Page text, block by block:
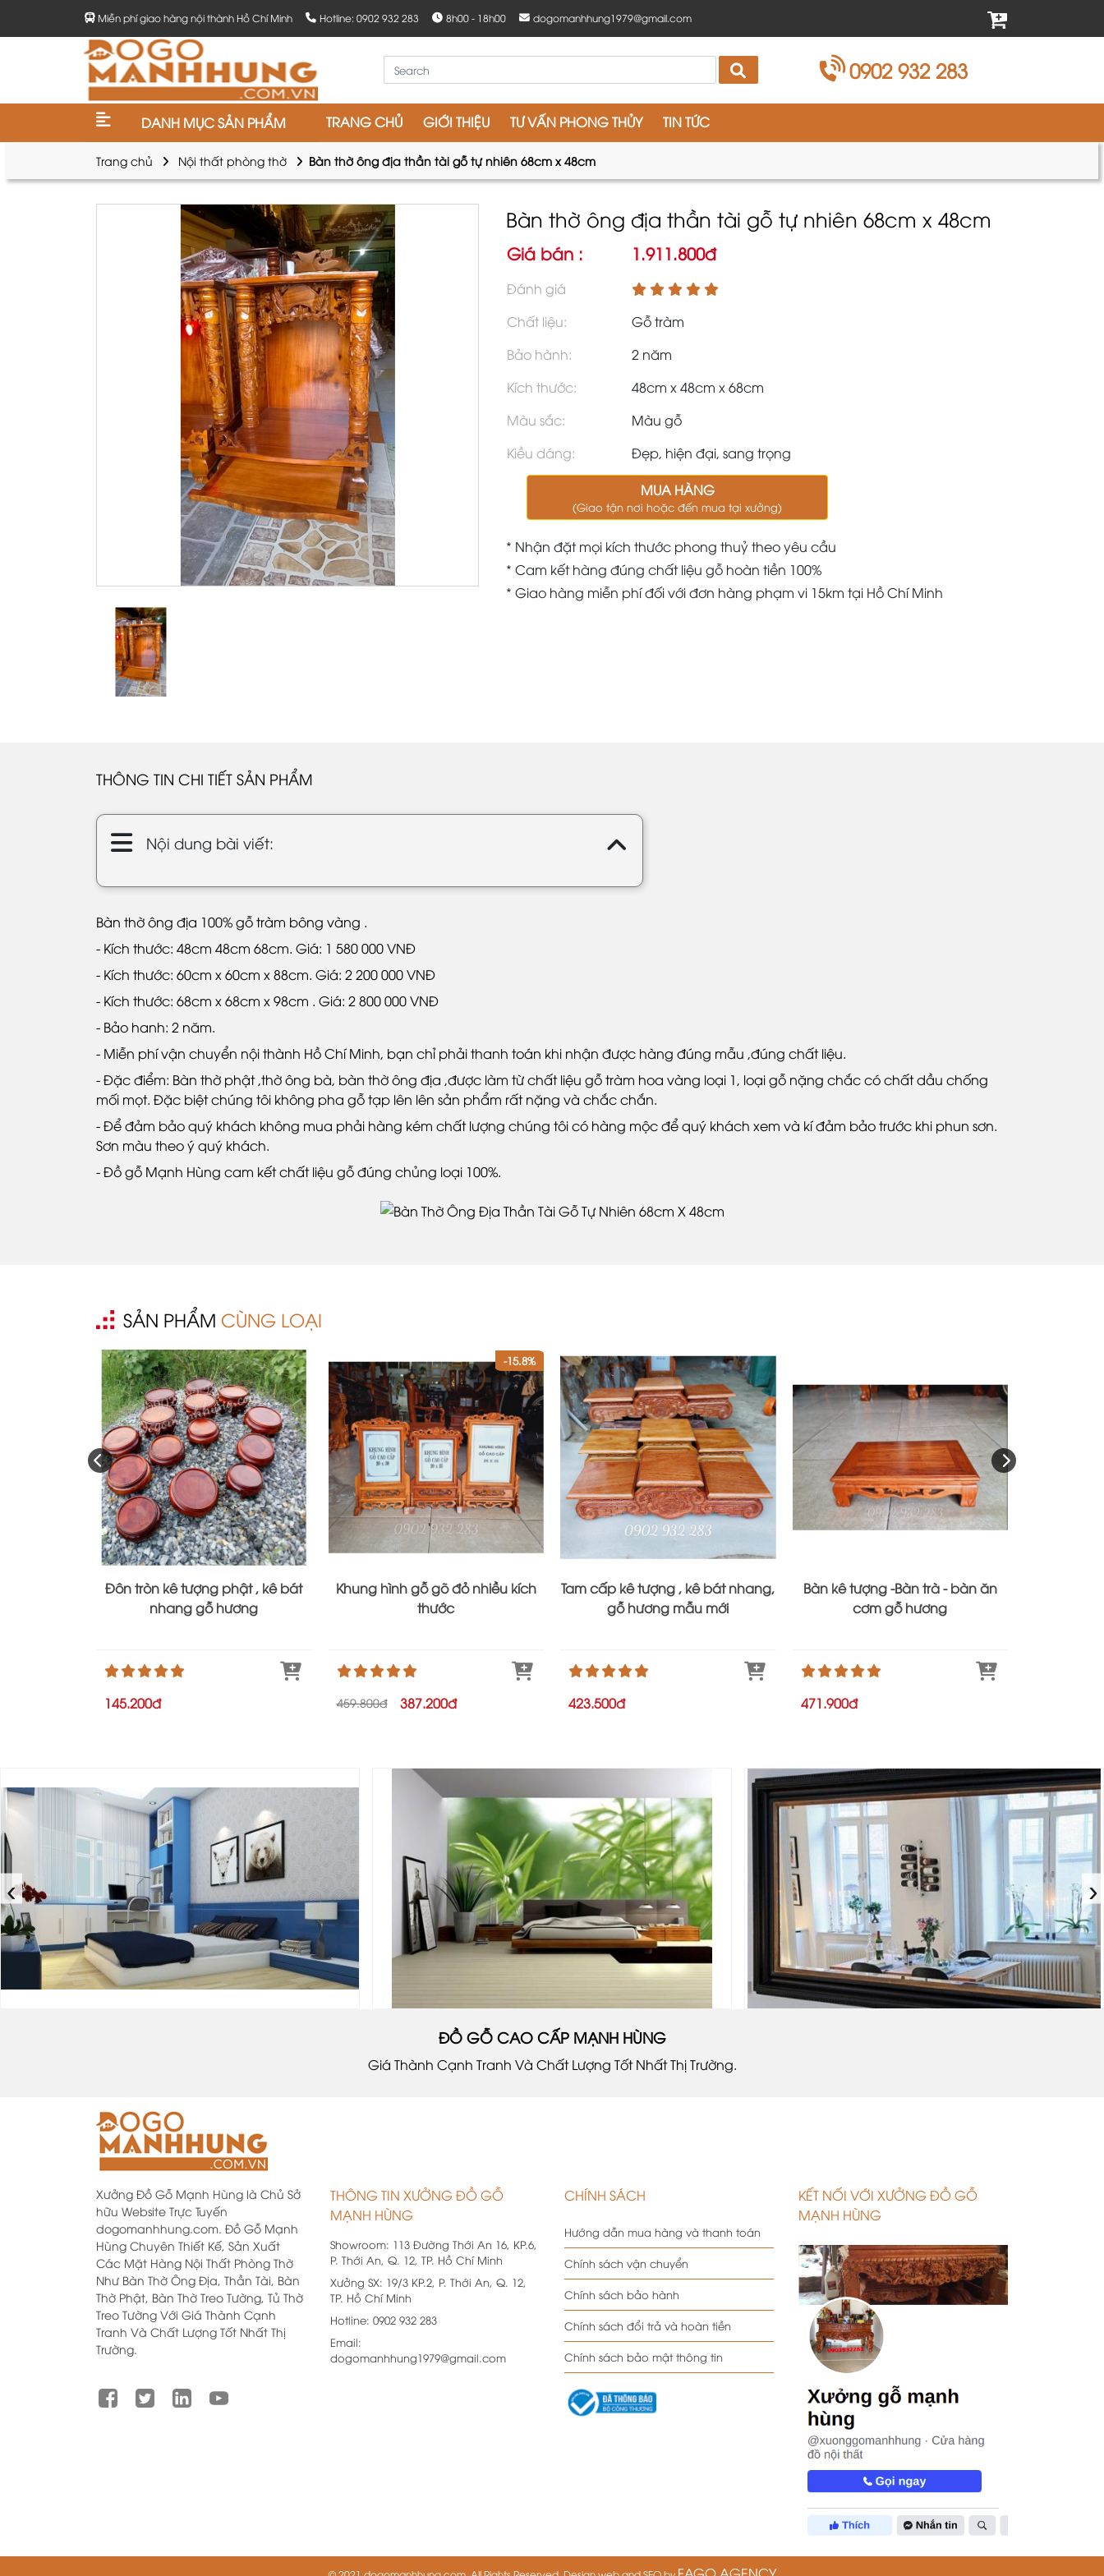
Miễn phí giao hàng nội thành Hồ Chí Minh Hotline: 0902 932 283 8h00 - 18h00 dogomanhhung1979@gmail.com
0902 932 283
DANH MỤC SẢN PHẨM TRANG CHỦ GIỚI THIỆU TƯ VẤN PHONG THỦY TIN TỨC
Trang chủ Nội thất phòng thờ Bàn thờ ông địa thần tài gỗ tự nhiên 68cm x 48cm
Bàn thờ ông địa thần tài gỗ tự nhiên 68cm x 48cm
Giá bán : 1.911.800đ
Đánh giá
Chất liệu:
Gỗ tràm
Bảo hành:
2 năm
Kích thước:
48cm x 48cm x 68cm
Màu sắc:
Màu gỗ
Kiều dáng:
Đẹp, hiện đại, sang trọng
MUA HÀNG
(Giao tận nơi hoặc đến mua tại xưởng)
* Nhận đặt mọi kích thước phong thuỷ theo yêu cầu
* Cam kết hàng đúng chất liệu gỗ hoàn tiền 100%
* Giao hàng miễn phí đối với đơn hàng phạm vi 15km tại Hồ Chí Minh
THÔNG TIN CHI TIẾT SẢN PHẨM
Nội dung bài viết:
Bàn thờ ông địa 100% gỗ tràm bông vàng .
- Kích thước: 48cm 48cm 68cm. Giá: 1 580 000 VNĐ
- Kích thước: 60cm x 60cm x 88cm. Giá: 2 200 000 VNĐ
- Kích thước: 68cm x 68cm x 98cm . Giá: 2 800 000 VNĐ
- Bảo hanh: 2 năm.
- Miễn phí vận chuyển nội thành Hồ Chí Minh, bạn chỉ phải thanh toán khi nhận được hàng đúng mẫu ,đúng chất liệu.
- Đặc điểm: Bàn thờ phật ,thờ ông bà, bàn thờ ông địa ,được làm từ chất liệu gỗ tràm hoa vàng loại 1, loại gỗ nặng chắc có chất dầu chống
mối mọt. Đặc biệt chúng tôi không pha gỗ tạp lên lên sản phẩm rất nặng và chắc chắn.
- Để đảm bảo quý khách không mua phải hàng kém chất lượng chúng tôi có hàng mộc để quý khách xem và kí đảm bảo trước khi phun sơn.
Sơn màu theo ý quý khách.
- Đồ gỗ Mạnh Hùng cam kết chất liệu gỗ đúng chủng loại 100%.
SẢN PHẨM CÙNG LOẠI
Đôn tròn kê tượng phật , kê bát
nhang gỗ hương
145.200đ
-15.8%
Khung hình gỗ gõ đỏ nhiều kích
thước
459.800đ 387.200đ
Tam cấp kê tượng , kê bát nhang,
gỗ hương mẫu mới
423.500đ
Bàn kê tượng -Bàn trà - bàn ăn
cơm gỗ hương
471.900đ
‹ ›
ĐỒ GỖ CAO CẤP MẠNH HÙNG
Giá Thành Cạnh Tranh Và Chất Lượng Tốt Nhất Thị Trường.
Xưởng Đồ Gỗ Mạnh Hùng là Chủ Sở
hữu Website Trực Tuyến
dogomanhhung.com. Đồ Gỗ Mạnh
Hùng Chuyên Thiết Kế, Sản Xuất
Các Mặt Hàng Nội Thất Phòng Thờ
Như Bàn Thờ Ông Địa, Thần Tài, Bàn
Thờ Phật, Bàn Thờ Treo Tường, Tủ Thờ
Treo Tường Với Giá Thành Cạnh
Tranh Và Chất Lượng Tốt Nhất Thị
Trường.
THÔNG TIN XƯỞNG ĐỒ GỖ
MẠNH HÙNG
Showroom: 113 Đường Thới An 16, KP.6,
P. Thới An, Q. 12, TP. Hồ Chí Minh
Xưởng SX: 19/3 KP.2, P. Thới An, Q. 12,
TP. Hồ Chí Minh
Hotline: 0902 932 283
Email:
dogomanhhung1979@gmail.com
CHÍNH SÁCH
Hướng dẫn mua hàng và thanh toán
Chính sách vận chuyển
Chính sách bảo hành
Chính sách đổi trả và hoàn tiền
Chính sách bảo mật thông tin
KẾT NỐI VỚI XƯỞNG ĐỒ GỖ
MẠNH HÙNG